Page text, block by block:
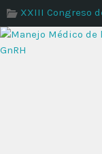
XXIII Congreso